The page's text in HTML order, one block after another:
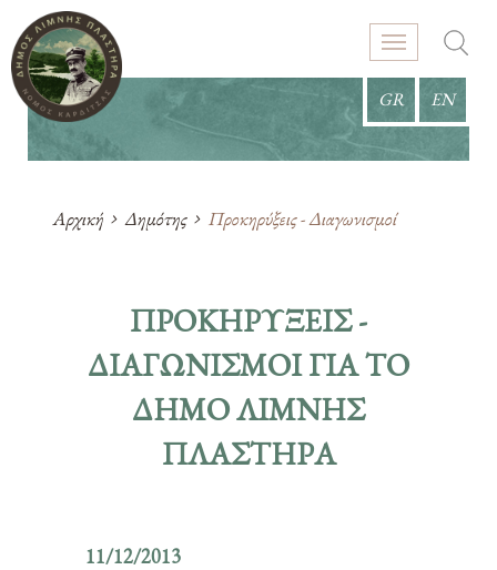
GR EN
Αρχική Δημότης Προκηρύξεις - Διαγωνισμοί
ΠΡΟΚΗΡΎΞΕΙΣ -
ΔΙΑΓΩΝΙΣΜΟΊ ΓΙΑ ΤΟ
ΔΗΜΟ ΛΙΜΝΗΣ
ΠΛΑΣΤΗΡΑ
11/12/2013